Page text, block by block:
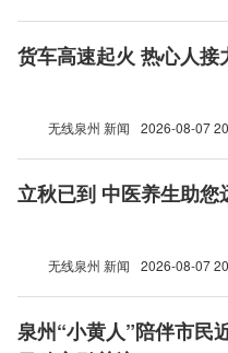
货车高速起火 热心人接
无线泉州 新闻 2026-08-07
立秋已到 中医养生助您
无线泉州 新闻 2026-08-07
泉州“小黄人”陪伴市民